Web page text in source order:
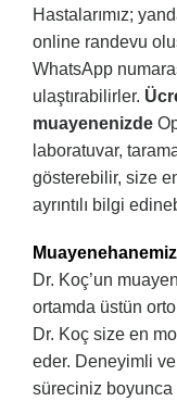
Hastalarımız;
online randevu
WhatsApp
ulaştırabilirler.
muayenenizde
laboratuvar,
gösterebilir, size
ayrıntılı bilgi
Dr. Koç’un
ortamda üstün
Dr. Koç size en
eder. Deneyimli
süreciniz